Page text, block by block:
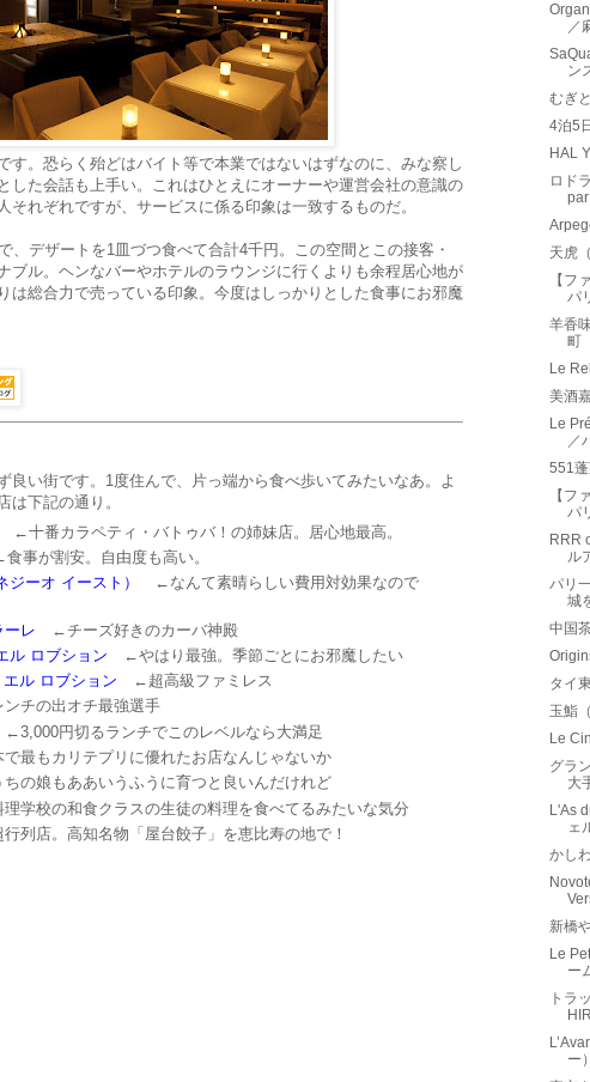
す。恐らく殆どはバイト等で本業ではないはずなのに、みな察し
した会話も上手い。これはひとえにオーナーや運営会社の意識の
それぞれですが、サービスに係る印象は一致するものだ。
、デザートを1皿づつ食べて合計4千円。この空間とこの接客・
ブル。ヘンなバーやホテルのラウンジに行くよりも余程居心地が
は総合力で売っている印象。今度はしっかりとした食事にお邪魔
良い街です。1度住んで、片っ端から食べ歩いてみたいなあ。よ
は下記の通り。
←十番カラペティ・バトゥバ！の姉妹店。居心地最高。
事が割安。自由度も高い。
ーオ イースト）
←なんて素晴らしい費用対効果なので
レ ←チーズ好きのカーバ神殿
ル ロブション ←やはり最強。季節ごとにお邪魔したい
ル ロブション ←超高級ファミレス
チの出オチ最強選手
円切るランチでこのレベルなら大満足
最もカリテプリに優れたお店なんじゃないか
の娘もああいうふうに育つと良いんだけれど
学校の和食クラスの生徒の料理を食べてるみたいな気分
列店。高知名物「屋台餃子」を恵比寿の地で！
／
ン
むぎ
4泊5
HAL
ロド
天虎
【フ
パ
羊香
町
Le
美酒
Le
／
551
【フ
パ
RRR
ル
パリ
城
中国
タイ
玉鮨
Le
グラ
大
L'As
ェ
かし
新橋
Le
ー
トラ
ー